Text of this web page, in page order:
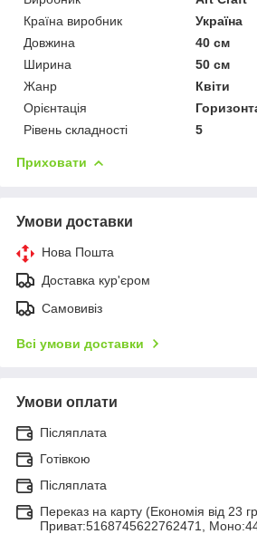
Країна виробник
Україна
Довжина
40 см
Ширина
50 см
Жанр
Квіти
Орієнтація
Рівень складності
5
Приховати
Умови доставки
Нова Пошта
Доставка кур'єром
Самовивіз
Всі умови доставки
Умови оплати
Післяплата
Готівкою
Післяплата
Переказ на карту (Економія від 23
Приват:5168745622762471,